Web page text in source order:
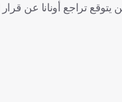
تراجع أونانا عن